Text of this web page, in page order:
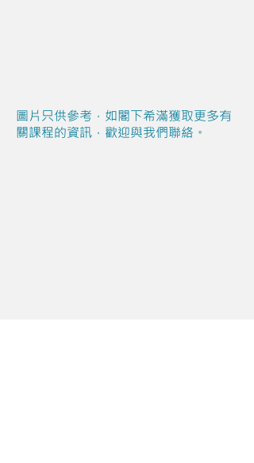
圖片只供參考，如閣下希滿獲取更多有
關課程的資訊，歡迎與我們聯絡。